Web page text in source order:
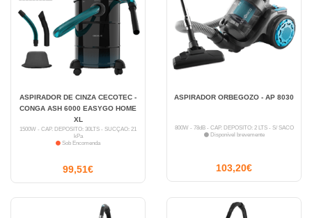
ASPIRADOR DE CINZA CECOTEC -
CONGA ASH 6000 EASYGO HOME
XL
1500W - CAP. DEPÓSITO: 30LTS - SUCÇÃO: 21
kPa
Sob Encomenda
99,51€
ASPIRADOR ORBEGOZO - AP 8030
800W - 78dB - CAP. DEPÓSITO: 2 LTS - S/ SACO
Disponível brevemente
103,20€